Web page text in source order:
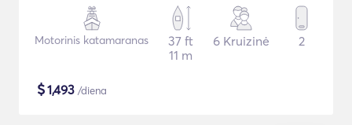
Motorinis katamaranas
37 ft
11 m
6 Kruizinė 2
$1,493 /diena